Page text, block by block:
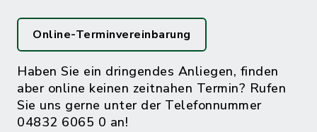
Online-Terminvereinbarung
Haben Sie ein dringendes Anliegen, finden
aber online keinen zeitnahen Termin? Rufen
Sie uns gerne unter der Telefonnummer
04832 6065 0 an!